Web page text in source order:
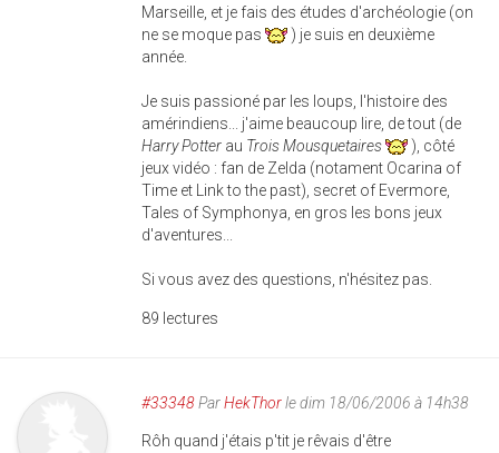
Marseille, et je fais des études d'archéologie (on
ne se moque pas
) je suis en deuxième
année.
Je suis passioné par les loups, l'histoire des
amérindiens... j'aime beaucoup lire, de tout (de
Harry Potter au Trois Mousquetaires
), côté
jeux vidéo : fan de Zelda (notament Ocarina of
Time et Link to the past), secret of Evermore,
Tales of Symphonya, en gros les bons jeux
d'aventures...
Si vous avez des questions, n'hésitez pas.
89 lectures
#33348ParHekThorle dim 18/06/2006 à 14h38
Rôh quand j'étais p'tit je rêvais d'être